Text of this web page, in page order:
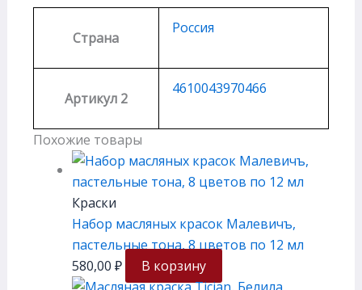
Страна
Россия
Артикул 2
4610043970466
Похожие товары
Краски
Набор масляных красок Малевичъ,
пастельные тона, 8 цветов по 12 мл
580,00 ₽ В корзину